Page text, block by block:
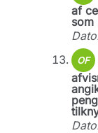
af
som
OF